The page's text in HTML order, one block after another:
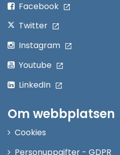
Facebook
Twitter
Instagram
Youtube
LinkedIn
Om webbplatsen
Cookies
Personuppgifter - GDPR